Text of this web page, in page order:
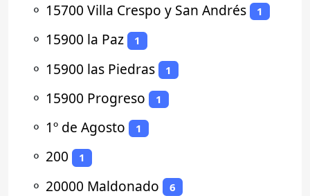
⚬ 15700 Villa Crespo y San Andrés 1
⚬ 15900 la Paz 1
⚬ 15900 las Piedras 1
⚬ 15900 Progreso 1
⚬ 1º de Agosto 1
⚬ 200 1
⚬ 20000 Maldonado 6